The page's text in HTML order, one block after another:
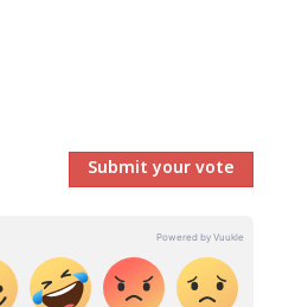
Submit your vote